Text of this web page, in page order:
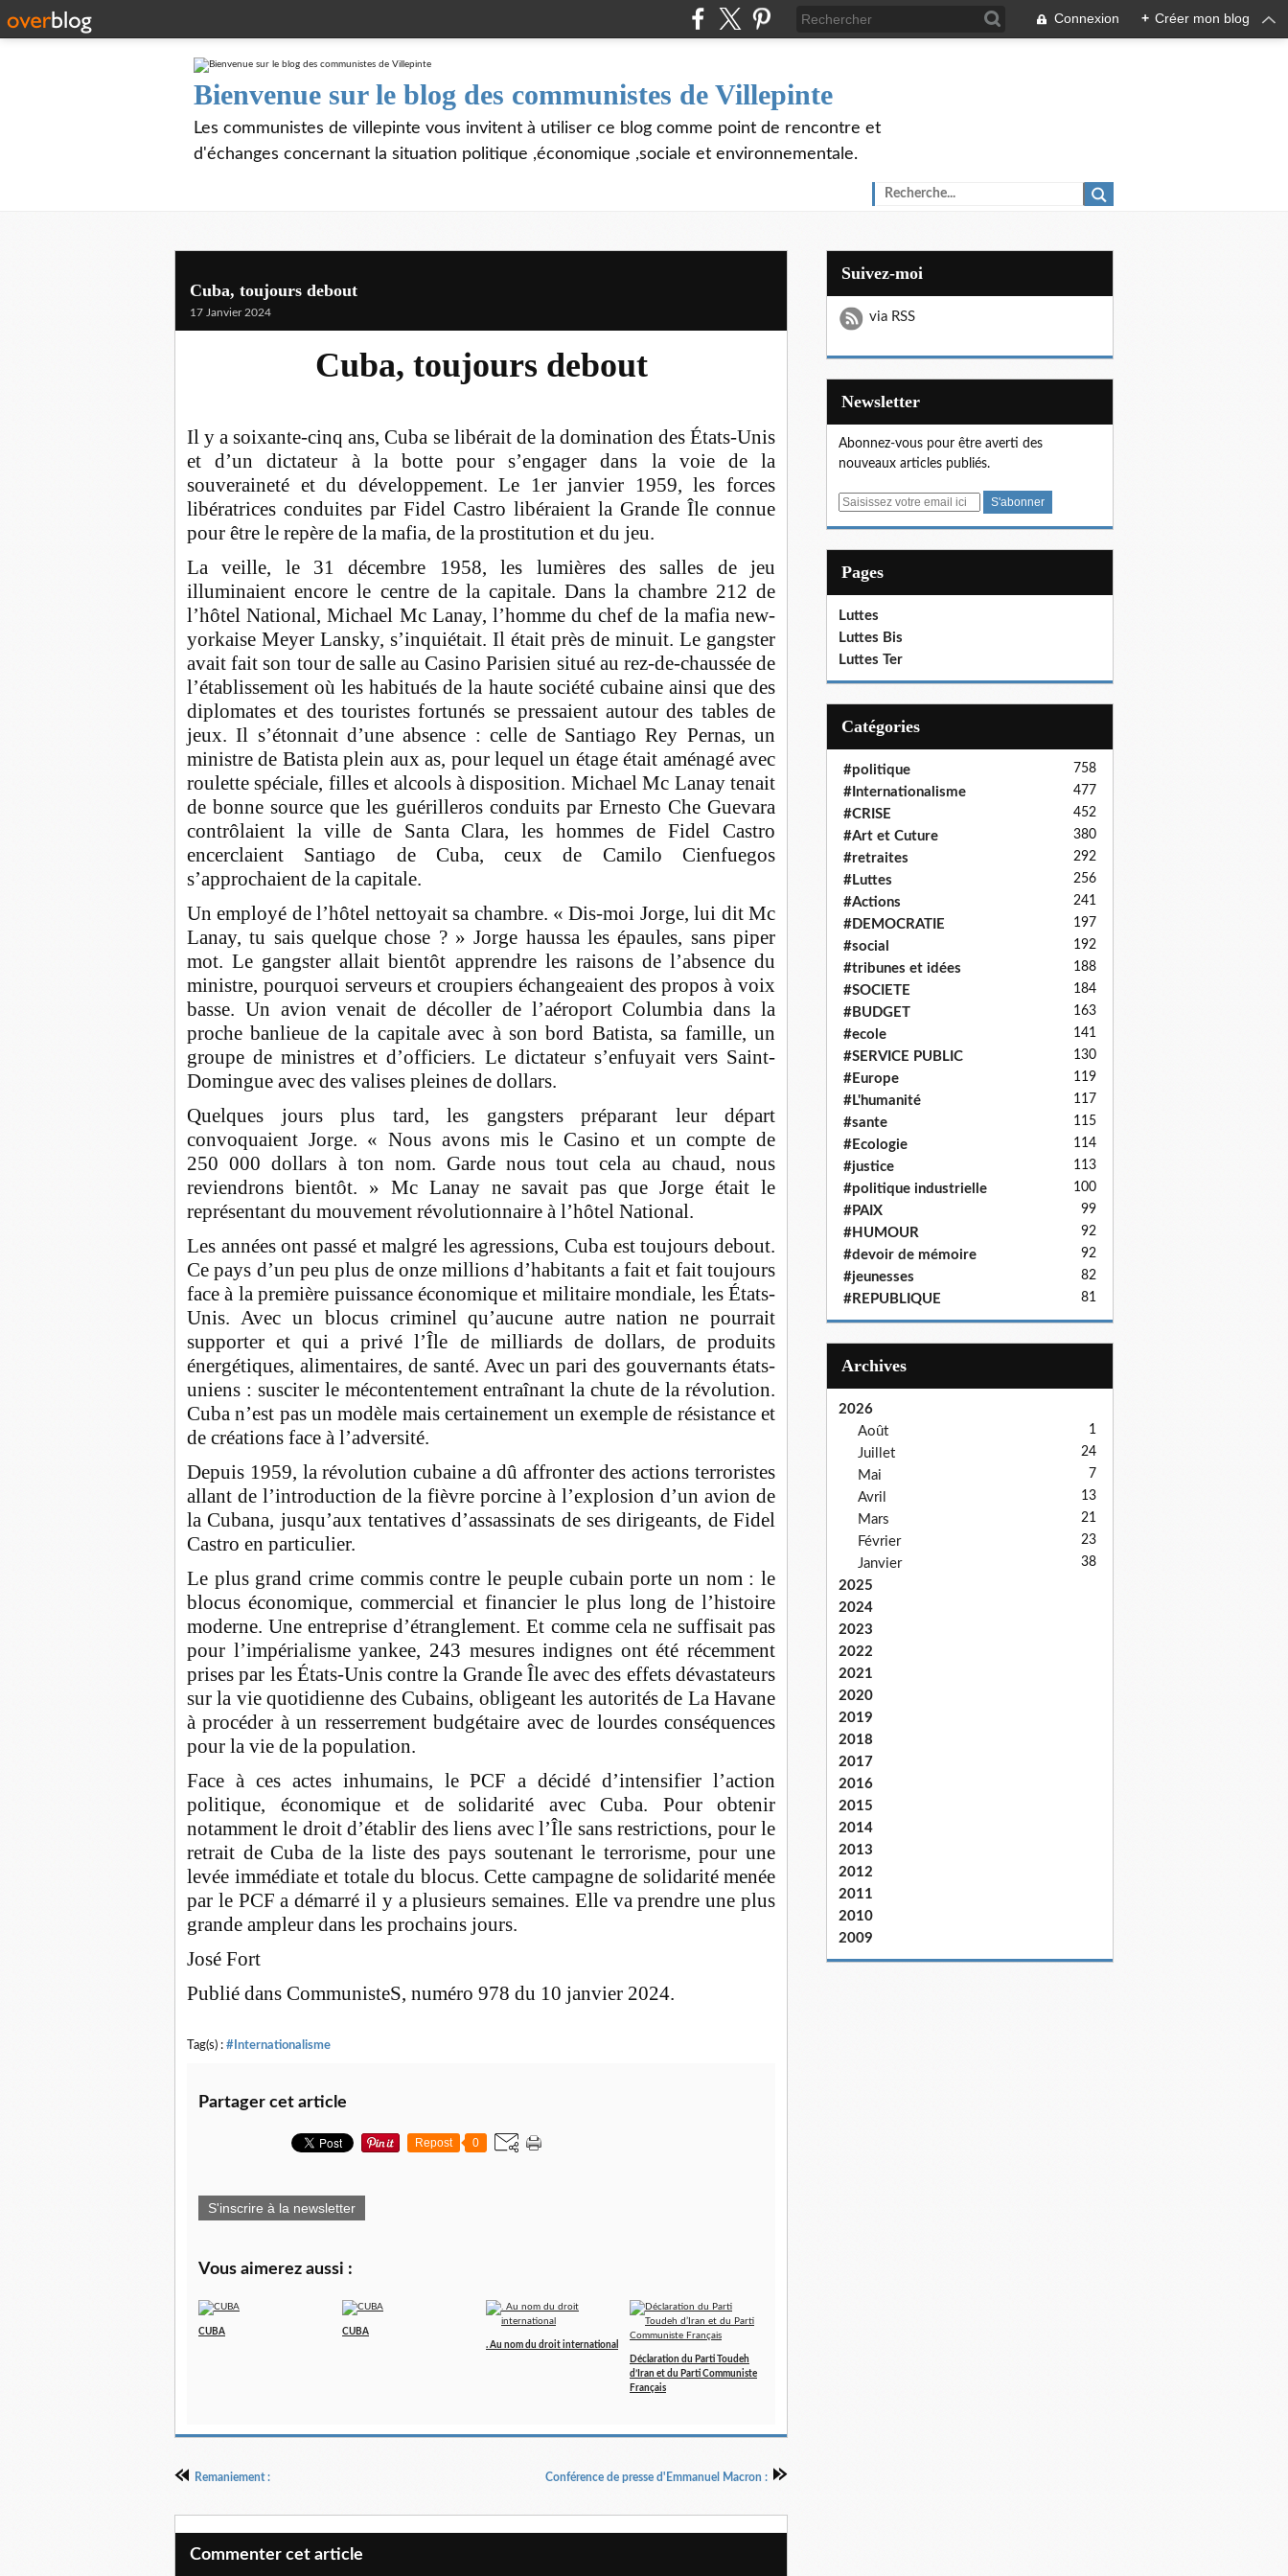
Connexion + Créer mon blog
Bienvenue sur le blog des communistes de Villepinte
Les communistes de villepinte vous invitent à utiliser ce blog comme point de rencontre et
d'échanges concernant la situation politique ,économique ,sociale et environnementale.
Cuba, toujours debout
17 Janvier 2024
Cuba, toujours debout
Il y a soixante-cinq ans, Cuba se libérait de la domination des États-Unis
et d’un dictateur à la botte pour s’engager dans la voie de la
souveraineté et du développement. Le 1er janvier 1959, les forces
libératrices conduites par Fidel Castro libéraient la Grande Île connue
pour être le repère de la mafia, de la prostitution et du jeu.
La veille, le 31 décembre 1958, les lumières des salles de jeu
illuminaient encore le centre de la capitale. Dans la chambre 212 de
l’hôtel National, Michael Mc Lanay, l’homme du chef de la mafia new-
yorkaise Meyer Lansky, s’inquiétait. Il était près de minuit. Le gangster
avait fait son tour de salle au Casino Parisien situé au rez-de-chaussée de
l’établissement où les habitués de la haute société cubaine ainsi que des
diplomates et des touristes fortunés se pressaient autour des tables de
jeux. Il s’étonnait d’une absence : celle de Santiago Rey Pernas, un
ministre de Batista plein aux as, pour lequel un étage était aménagé avec
roulette spéciale, filles et alcools à disposition. Michael Mc Lanay tenait
de bonne source que les guérilleros conduits par Ernesto Che Guevara
contrôlaient la ville de Santa Clara, les hommes de Fidel Castro
encerclaient Santiago de Cuba, ceux de Camilo Cienfuegos
s’approchaient de la capitale.
Un employé de l’hôtel nettoyait sa chambre. « Dis-moi Jorge, lui dit Mc
Lanay, tu sais quelque chose ? » Jorge haussa les épaules, sans piper
mot. Le gangster allait bientôt apprendre les raisons de l’absence du
ministre, pourquoi serveurs et croupiers échangeaient des propos à voix
basse. Un avion venait de décoller de l’aéroport Columbia dans la
proche banlieue de la capitale avec à son bord Batista, sa famille, un
groupe de ministres et d’officiers. Le dictateur s’enfuyait vers Saint-
Domingue avec des valises pleines de dollars.
Quelques jours plus tard, les gangsters préparant leur départ
convoquaient Jorge. « Nous avons mis le Casino et un compte de
250 000 dollars à ton nom. Garde nous tout cela au chaud, nous
reviendrons bientôt. » Mc Lanay ne savait pas que Jorge était le
représentant du mouvement révolutionnaire à l’hôtel National.
Les années ont passé et malgré les agressions, Cuba est toujours debout.
Ce pays d’un peu plus de onze millions d’habitants a fait et fait toujours
face à la première puissance économique et militaire mondiale, les États-
Unis. Avec un blocus criminel qu’aucune autre nation ne pourrait
supporter et qui a privé l’Île de milliards de dollars, de produits
énergétiques, alimentaires, de santé. Avec un pari des gouvernants états-
uniens : susciter le mécontentement entraînant la chute de la révolution.
Cuba n’est pas un modèle mais certainement un exemple de résistance et
de créations face à l’adversité.
Depuis 1959, la révolution cubaine a dû affronter des actions terroristes
allant de l’introduction de la fièvre porcine à l’explosion d’un avion de
la Cubana, jusqu’aux tentatives d’assassinats de ses dirigeants, de Fidel
Castro en particulier.
Le plus grand crime commis contre le peuple cubain porte un nom : le
blocus économique, commercial et financier le plus long de l’histoire
moderne. Une entreprise d’étranglement. Et comme cela ne suffisait pas
pour l’impérialisme yankee, 243 mesures indignes ont été récemment
prises par les États-Unis contre la Grande Île avec des effets dévastateurs
sur la vie quotidienne des Cubains, obligeant les autorités de La Havane
à procéder à un resserrement budgétaire avec de lourdes conséquences
pour la vie de la population.
Face à ces actes inhumains, le PCF a décidé d’intensifier l’action
politique, économique et de solidarité avec Cuba. Pour obtenir
notamment le droit d’établir des liens avec l’Île sans restrictions, pour le
retrait de Cuba de la liste des pays soutenant le terrorisme, pour une
levée immédiate et totale du blocus. Cette campagne de solidarité menée
par le PCF a démarré il y a plusieurs semaines. Elle va prendre une plus
grande ampleur dans les prochains jours.
José Fort
Publié dans CommunisteS, numéro 978 du 10 janvier 2024.
Tag(s) : #Internationalisme
Partager cet article
Repost 0
S'inscrire à la newsletter
Vous aimerez aussi :
CUBA
CUBA
. Au nom du droit international
Déclaration du Parti Toudeh
d’Iran et du Parti Communiste
Français
Remaniement : Conférence de presse d'Emmanuel Macron :
Commenter cet article
Suivez-moi
via RSS
Newsletter
Abonnez-vous pour être averti des
nouveaux articles publiés.
E
Pages
Luttes
Luttes Bis
Luttes Ter
Catégories
#politique 758
#Internationalisme 477
#CRISE 452
#Art et Cuture 380
#retraites 292
#Luttes 256
#Actions 241
#DEMOCRATIE 197
#social 192
#tribunes et idées 188
#SOCIETE 184
#BUDGET 163
#ecole 141
#SERVICE PUBLIC 130
#Europe 119
#L'humanité 117
#sante 115
#Ecologie 114
#justice 113
#politique industrielle 100
#PAIX 99
#HUMOUR 92
#devoir de mémoire 92
#jeunesses 82
#REPUBLIQUE 81
Archives
2026
Août
1
Juillet 24
Mai 7
Avril 13
Mars 21
Février 23
Janvier 38
2025
2024
2023
2022
2021
2020
2019
2018
2017
2016
2015
2014
2013
2012
2011
2010
2009